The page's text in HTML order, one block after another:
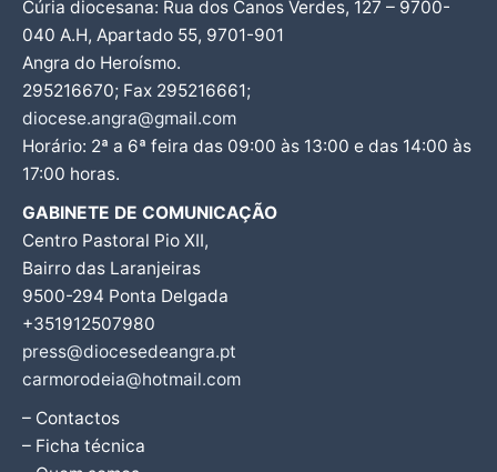
Cúria diocesana: Rua dos Canos Verdes, 127 – 9700-
040 A.H, Apartado 55, 9701-901
Angra do Heroísmo.
295216670; Fax 295216661;
diocese.angra@gmail.com
Horário: 2ª a 6ª feira das 09:00 às 13:00 e das 14:00 às
17:00 horas.
GABINETE DE COMUNICAÇÃO
Centro Pastoral Pio XII,
Bairro das Laranjeiras
9500-294 Ponta Delgada
+351912507980
press@diocesedeangra.pt
carmorodeia@hotmail.com
– Contactos
– Ficha técnica